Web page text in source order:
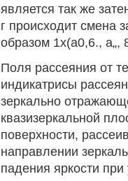
является так же
г происходит смена
образом 1х(а0,6., а„,
Поля рассеяния от
индикатрисы
зеркально
квазизеркальной
поверхности,
направлении
падения яркости